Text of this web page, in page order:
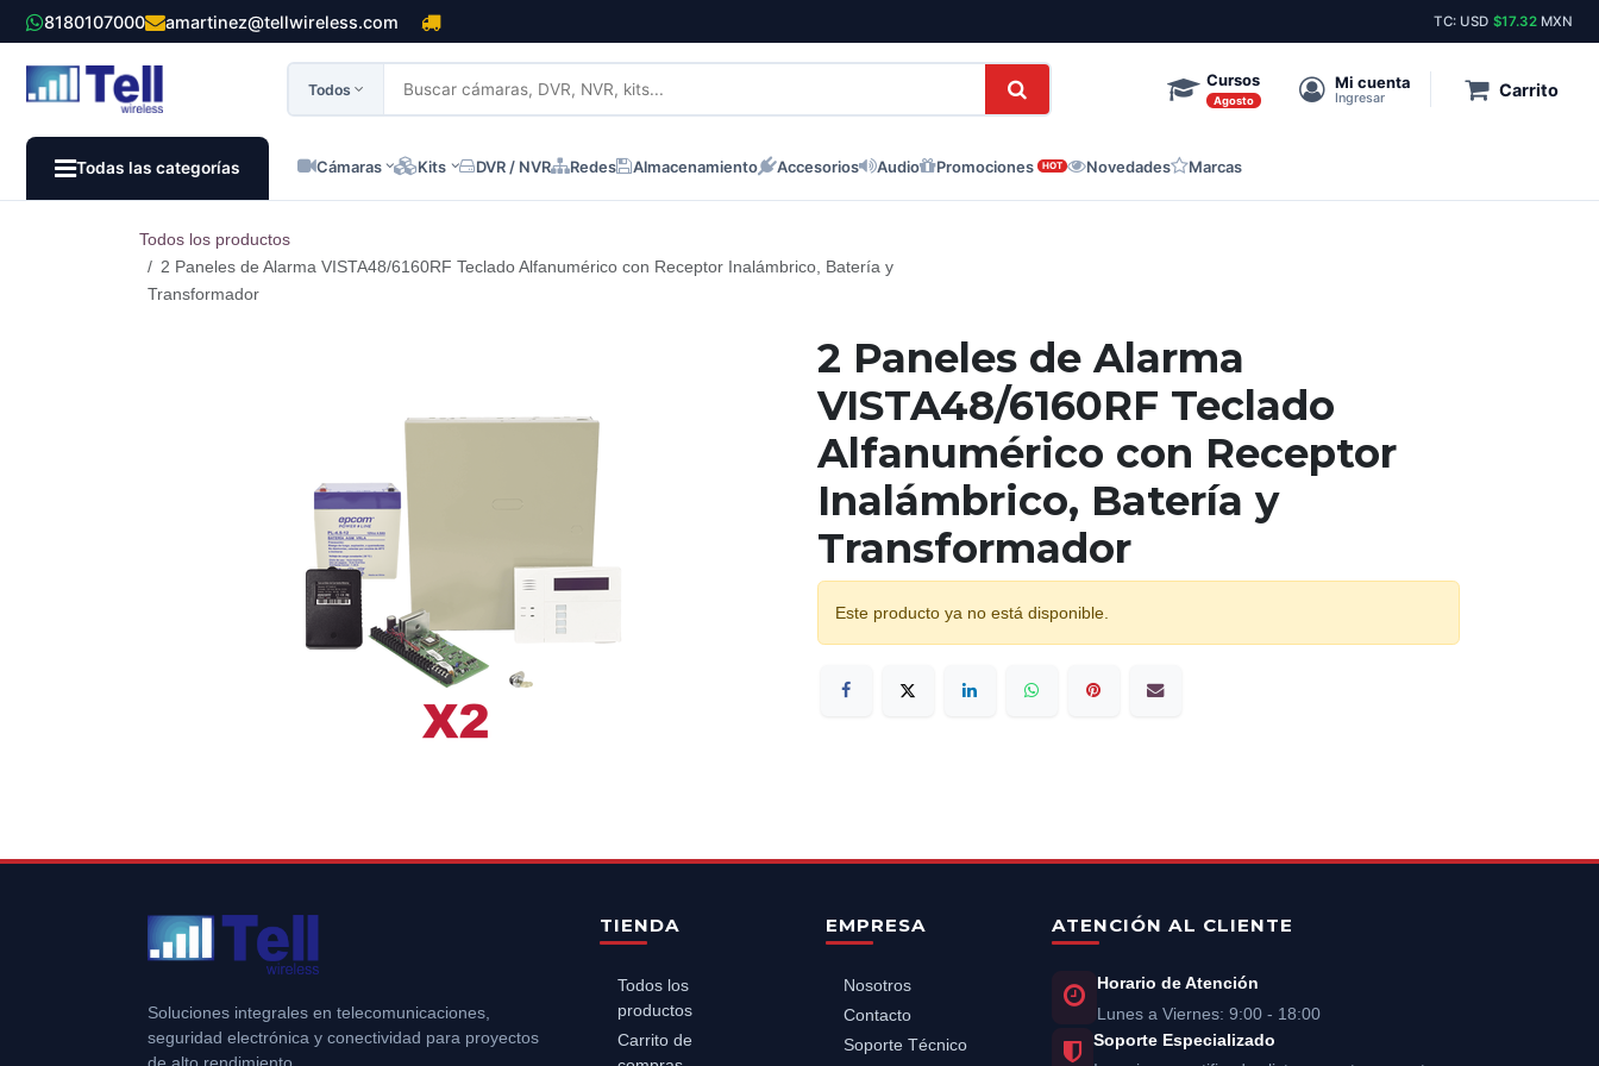
Ir al contenido
8180107000 amartinez@tellwireless.com Envíos el mismo día a toda la república. Stock
TC: USD $17.32 MXN
Todos
Cursos
Agosto
Mi cuenta
Ingresar Carrito
Todas las categorías Cámaras Kits DVR / NVR Redes Almacenamiento Accesorios Audio Promociones HOT Novedades Marcas
Todos los productos
2 Paneles de Alarma VISTA48/6160RF Teclado Alfanumérico con Receptor Inalámbrico, Batería y
Transformador
2 Paneles de Alarma
VISTA48/6160RF Teclado
Alfanumérico con Receptor
Inalámbrico, Batería y
Transformador
Este producto ya no está disponible.
Soluciones integrales en telecomunicaciones,
seguridad electrónica y conectividad para proyectos
TIENDA
Todos los
productos
Carrito de
EMPRESA
Nosotros
Contacto
Soporte Técnico
ATENCIÓN AL CLIENTE
Horario de Atención
Lunes a Viernes: 9:00 - 18:00
Soporte Especializado